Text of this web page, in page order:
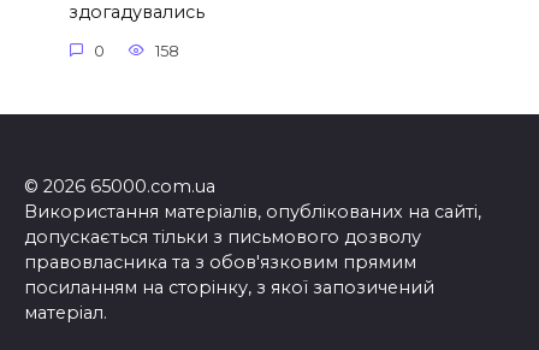
здогадувались
0 158
© 2026 65000.com.ua
Використання матеріалів, опублікованих на сайті,
допускається тільки з письмового дозволу
правовласника та з обов'язковим прямим
посиланням на сторінку, з якої запозичений
матеріал.